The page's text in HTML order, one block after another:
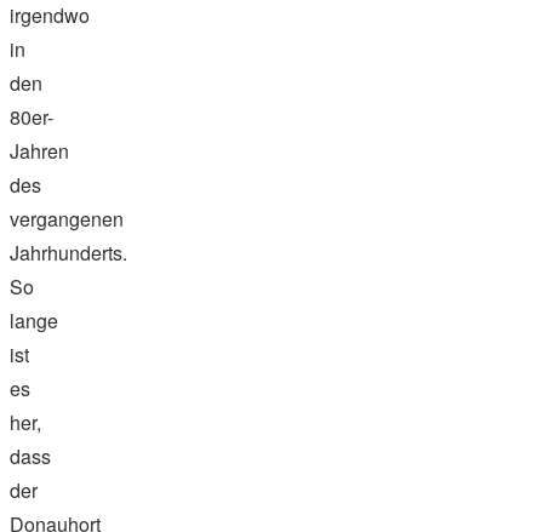
irgendwo
in
den
80er-
Jahren
des
vergangenen
Jahrhunderts.
So
lange
ist
es
her,
dass
der
Donauhort